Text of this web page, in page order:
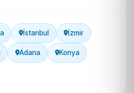
İstanbul İzmir
Adana Konya